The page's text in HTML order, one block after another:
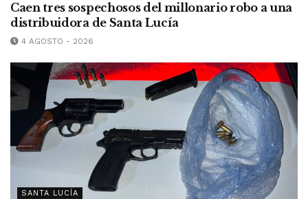
Caen tres sospechosos del millonario robo a una
distribuidora de Santa Lucía
4 AGOSTO - 2026
SANTA LUCÍA